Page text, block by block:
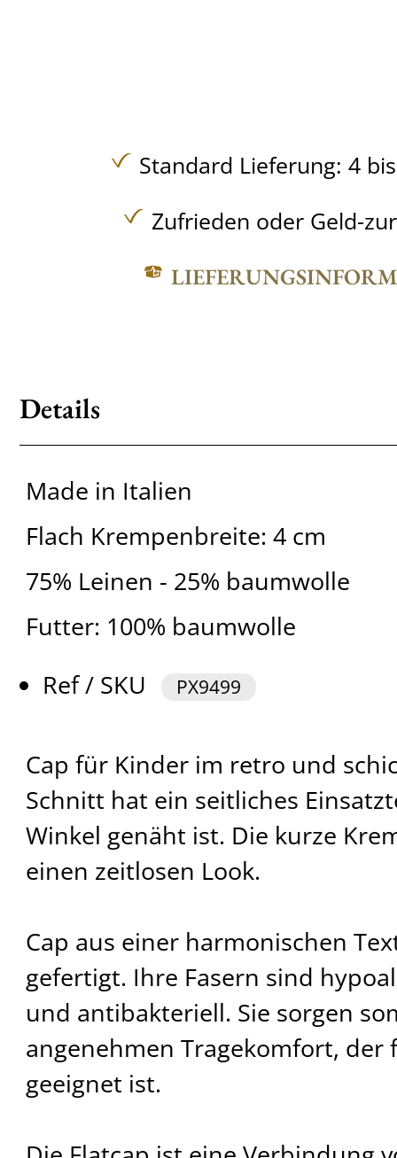
Standard Lieferung: 4
Zufrieden oder Geld-
Details
Made in Italien
Flach Krempenbreite: 4 cm
75% Leinen - 25% baumwolle
Futter: 100% baumwolle
Ref / SKU
PX9499
Cap für Kinder im retro und
Schnitt hat ein seitliches
Winkel genäht ist. Die kurze
einen zeitlosen Look.
Cap aus einer harmonischen
gefertigt. Ihre Fasern sind
und antibakteriell. Sie sorgen
angenehmen Tragekomfort, der
geeignet ist.